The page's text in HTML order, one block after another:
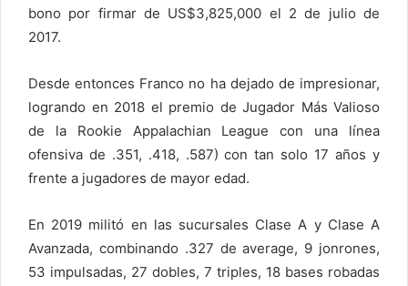
bono por firmar de US$3,825,000 el 2 de julio de
2017.
Desde entonces Franco no ha dejado de impresionar,
logrando en 2018 el premio de Jugador Más Valioso
de la Rookie Appalachian League con una línea
ofensiva de .351, .418, .587) con tan solo 17 años y
frente a jugadores de mayor edad.
En 2019 militó en las sucursales Clase A y Clase A
Avanzada, combinando .327 de average, 9 jonrones,
53 impulsadas, 27 dobles, 7 triples, 18 bases robadas